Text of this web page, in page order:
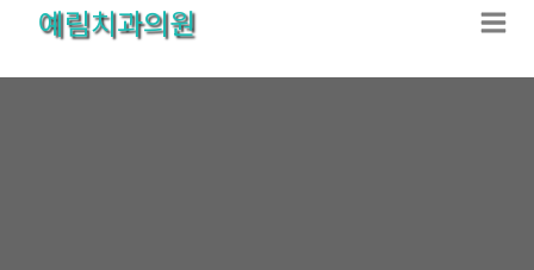
건
예림치과의원